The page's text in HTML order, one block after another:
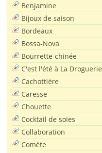
Benjamine
Bijoux de saison
Bordeaux
Bossa-Nova
Bourrette-chinée
C'est l'été à La Droguerie
Cachottière
Caresse
Chouette
Cocktail de soies
Collaboration
Comète